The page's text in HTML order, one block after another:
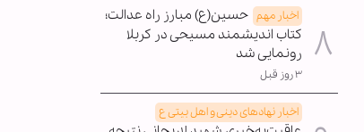
اخبار مهم حسین(ع) مبارز راه عدالت؛
کتاب اندیشمند مسیحی در کربلا
رونمایی شد
۳ روز قبل
اخبار نهادهای دینی و اهل بیتی ع